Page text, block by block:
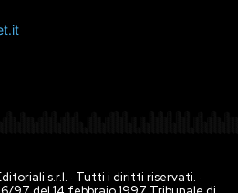
s.r.l. · Tutti i diritti riservati. ·